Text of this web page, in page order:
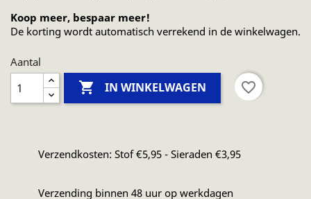
Koop meer, bespaar meer!
De korting wordt automatisch verrekend in de winkelwagen.
Aantal
 IN WINKELWAGEN favorite_border
Verzendkosten: Stof €5,95 - Sieraden €3,95
Verzending binnen 48 uur op werkdagen